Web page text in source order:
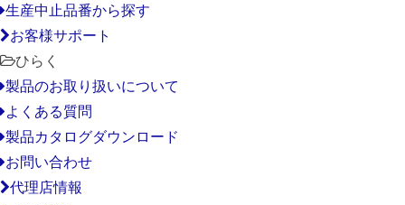
生産中止品番から探す
お客様サポート
ひらく
製品のお取り扱いについて
よくある質問
製品カタログダウンロード
お問い合わせ
代理店情報